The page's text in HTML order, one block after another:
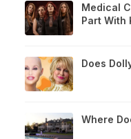
Medical
Part With
Does
Where